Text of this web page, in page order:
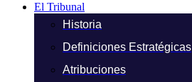
El Tribunal
Historia
Definiciones Estratégicas
Atribuciones